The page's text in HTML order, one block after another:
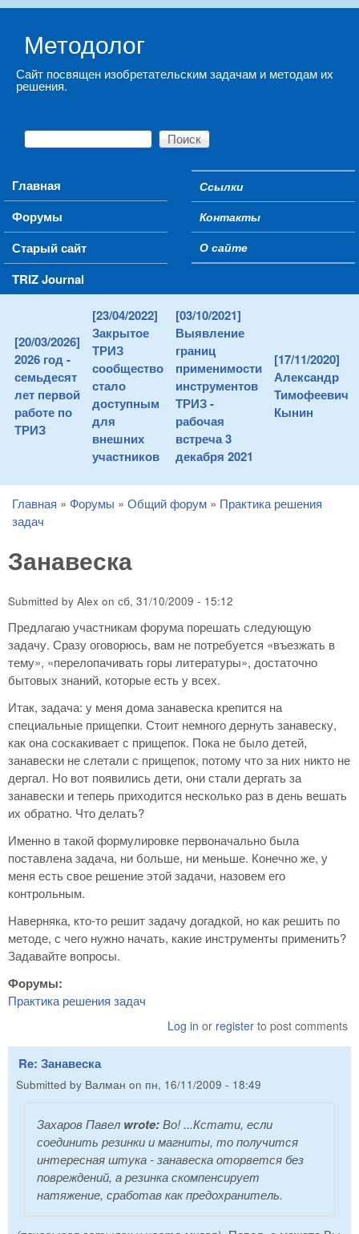
Методолог
Сайт посвящен изобретательским задачам и методам их
решения.
Форма поиска
Поиск
Main menu
Главная
Форумы
Старый сайт
TRIZ Journal
Secondary menu
Ссылки
Контакты
О сайте
[20/03/2026]
2026 год -
семьдесят
лет первой
работе по
ТРИЗ
[23/04/2022]
Закрытое
ТРИЗ
сообщество
стало
доступным
для
внешних
участников
[03/10/2021]
Выявление
границ
применимости
инструментов
ТРИЗ -
рабочая
встреча 3
декабря 2021
[17/11/2020]
Александр
Тимофеевич
Кынин
You are here
Главная » Форумы » Общий форум » Практика решения
задач
Занавеска
Submitted by Alex on сб, 31/10/2009 - 15:12
Предлагаю участникам форума порешать следующую
задачу. Сразу оговорюсь, вам не потребуется «въезжать в
тему», «перелопачивать горы литературы», достаточно
бытовых знаний, которые есть у всех.
Итак, задача: у меня дома занавеска крепится на
специальные прищепки. Стоит немного дернуть занавеску,
как она соскакивает с прищепок. Пока не было детей,
занавески не слетали с прищепок, потому что за них никто не
дергал. Но вот появились дети, они стали дергать за
занавески и теперь приходится несколько раз в день вешать
их обратно. Что делать?
Именно в такой формулировке первоначально была
поставлена задача, ни больше, ни меньше. Конечно же, у
меня есть свое решение этой задачи, назовем его
контрольным.
Наверняка, кто-то решит задачу догадкой, но как решить по
методе, с чего нужно начать, какие инструменты применить?
Задавайте вопросы.
Форумы:
Практика решения задач
Log in or register to post comments
Re: Занавеска
Submitted by Валман on пн, 16/11/2009 - 18:49
Захаров Павел wrote:Во! ...Кстати, если
соединить резинки и магниты, то получится
интересная штука - занавеска оторвется без
повреждений, а резинка скомпенсирует
натяжение, сработав как предохранитель.